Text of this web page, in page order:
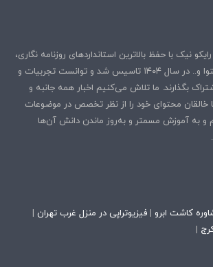
نیک با حفظ بالاترین استانداردهای روزنامه نگاری،
تعهد اخلاقی، تولید محتوا و.. در سال ۱۴۰۴ تاسیس شد و توانست تجربیات و
بگذارند. ما تلاش می‌کنیم اخبار همه جانبه و
خالقان محتوای خود را از نظر تخصص در موضوعات
به آموزش مسمتر و به‌روز ماندن دانش آن‌ها
کاشت ابرو | فیزیوتراپی در منزل غرب تهران |
|